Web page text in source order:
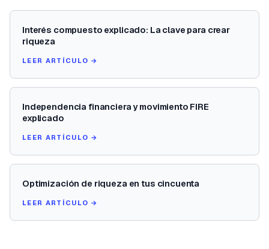
Interés compuesto explicado: La clave para crear
riqueza
LEER ARTÍCULO →
Independencia financiera y movimiento FIRE
explicado
LEER ARTÍCULO →
Optimización de riqueza en tus cincuenta
LEER ARTÍCULO →